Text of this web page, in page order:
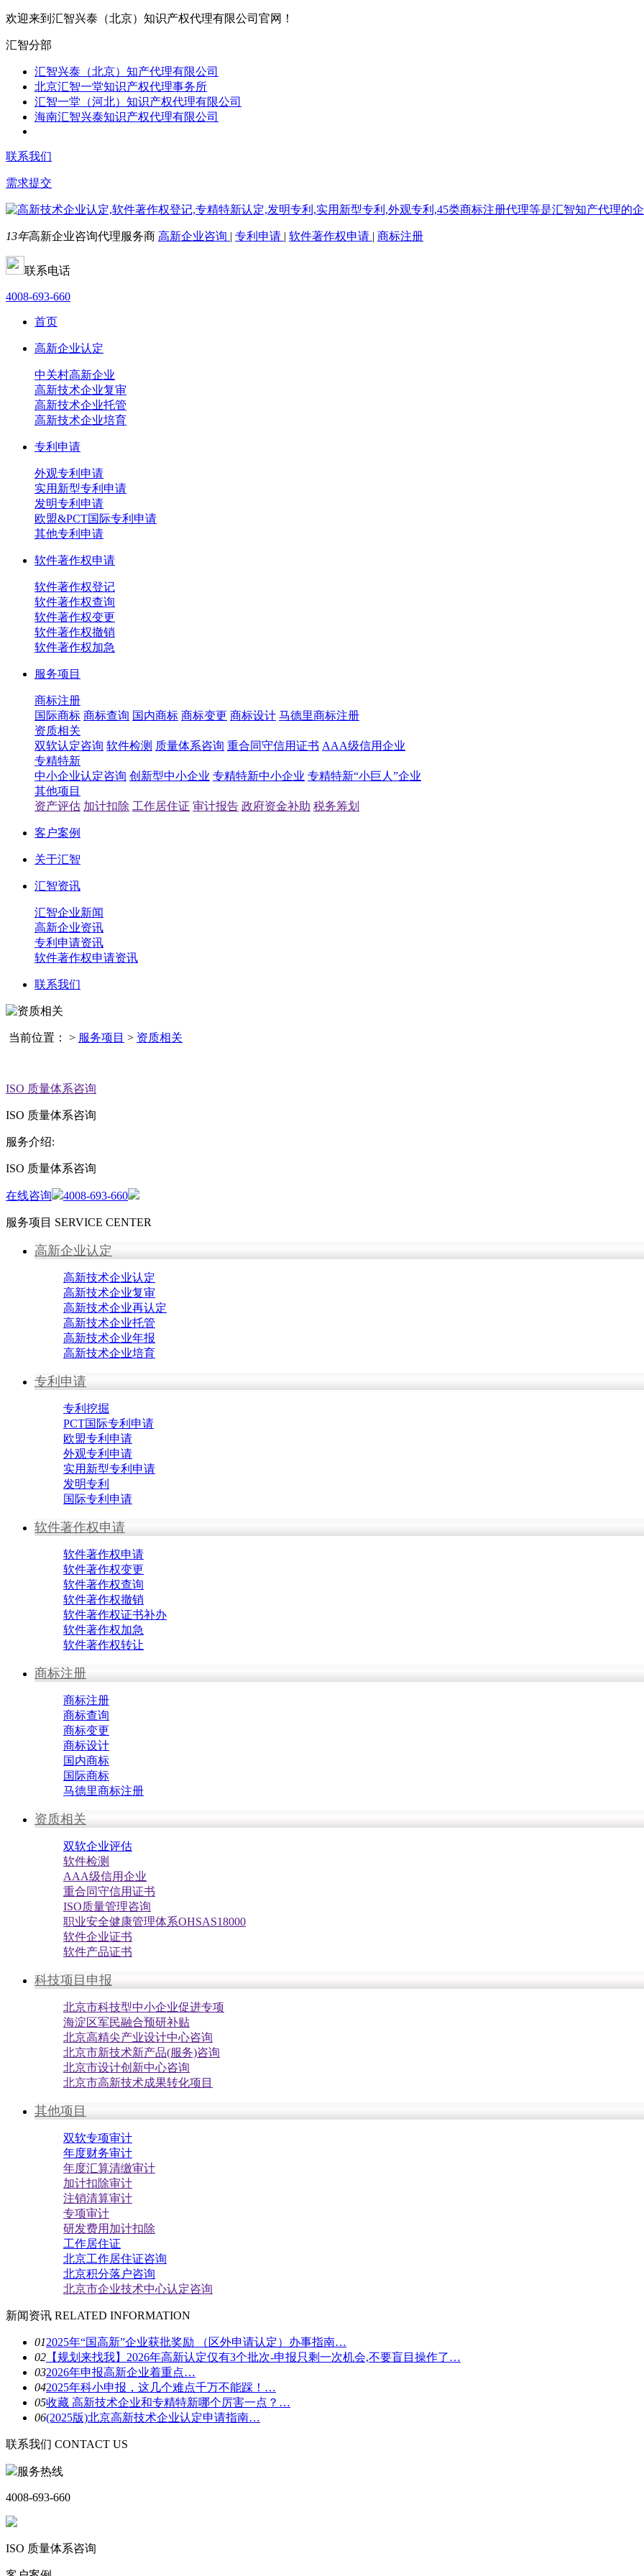
欢迎来到汇智兴泰（北京）知识产权代理有限公司官网！
汇智分部
汇智兴泰（北京）知产代理有限公司
北京汇智一堂知识产权代理事务所
汇智一堂（河北）知识产权代理有限公司
海南汇智兴泰知识产权代理有限公司
联系我们
需求提交
13年高新企业咨询代理服务商 高新企业咨询 | 专利申请 | 软件著作权申请 | 商标注册
联系电话
4008-693-660
首页
高新企业认定
中关村高新企业
高新技术企业复审
高新技术企业托管
高新技术企业培育
专利申请
外观专利申请
实用新型专利申请
发明专利申请
欧盟&PCT国际专利申请
其他专利申请
软件著作权申请
软件著作权登记
软件著作权查询
软件著作权变更
软件著作权撤销
软件著作权加急
服务项目
商标注册
国际商标 商标查询 国内商标 商标变更 商标设计 马德里商标注册
资质相关
双软认定咨询 软件检测 质量体系咨询 重合同守信用证书 AAA级信用企业
专精特新
中小企业认定咨询 创新型中小企业 专精特新中小企业 专精特新“小巨人”企业
其他项目
资产评估 加计扣除 工作居住证 审计报告 政府资金补助 税务筹划
客户案例
关于汇智
汇智资讯
汇智企业新闻
高新企业资讯
专利申请资讯
软件著作权申请资讯
联系我们
当前位置： > 服务项目 > 资质相关
ISO 质量体系咨询
ISO 质量体系咨询
服务介绍:
ISO 质量体系咨询
在线咨询 4008-693-660
服务项目 SERVICE CENTER
高新企业认定
高新技术企业认定
高新技术企业复审
高新技术企业再认定
高新技术企业托管
高新技术企业年报
高新技术企业培育
专利申请
专利挖掘
PCT国际专利申请
欧盟专利申请
外观专利申请
实用新型专利申请
发明专利
国际专利申请
软件著作权申请
软件著作权申请
软件著作权变更
软件著作权查询
软件著作权撤销
软件著作权证书补办
软件著作权加急
软件著作权转让
商标注册
商标注册
商标查询
商标变更
商标设计
国内商标
国际商标
马德里商标注册
资质相关
双软企业评估
软件检测
AAA级信用企业
重合同守信用证书
ISO质量管理咨询
职业安全健康管理体系OHSAS18000
软件企业证书
软件产品证书
科技项目申报
北京市科技型中小企业促进专项
海淀区军民融合预研补贴
北京高精尖产业设计中心咨询
北京市新技术新产品(服务)咨询
北京市设计创新中心咨询
北京市高新技术成果转化项目
其他项目
双软专项审计
年度财务审计
年度汇算清缴审计
加计扣除审计
注销清算审计
专项审计
研发费用加计扣除
工作居住证
北京工作居住证咨询
北京积分落户咨询
北京市企业技术中心认定咨询
新闻资讯 RELATED INFORMATION
012025年“国高新”企业获批奖励 （区外申请认定）办事指南…
02 【规划来找我】2026年高新认定仅有3个批次-申报只剩一次机会,不要盲目操作了…
032026年申报高新企业着重点…
042025年科小申报，这几个难点千万不能踩！…
05收藏 高新技术企业和专精特新哪个厉害一点？…
06(2025版)北京高新技术企业认定申请指南…
联系我们 CONTACT US
服务热线
4008-693-660
ISO 质量体系咨询